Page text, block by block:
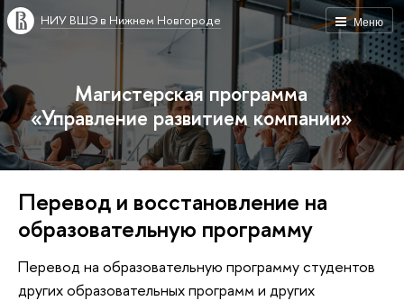
Меню
НИУ ВШЭ в Нижнем Новгороде
Магистерская программа
«Управление развитием компании»
Перевод и восстановление на
образовательную программу
Перевод на образовательную программу студентов
других образовательных программ и других